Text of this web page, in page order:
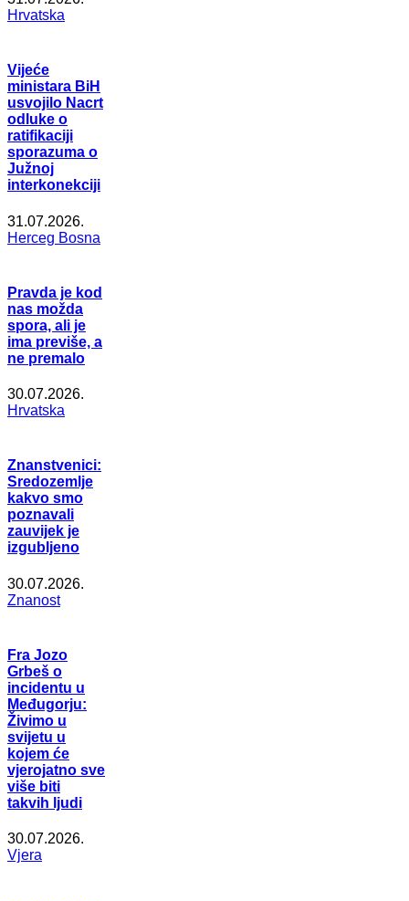
Hrvatska
Vijeće
ministara BiH
usvojilo Nacrt
odluke o
ratifikaciji
sporazuma o
Južnoj
interkonekciji
31.07.2026.
Herceg Bosna
Pravda je kod
nas možda
spora, ali je
ima previše, a
ne premalo
30.07.2026.
Hrvatska
Znanstvenici:
Sredozemlje
kakvo smo
poznavali
zauvijek je
izgubljeno
30.07.2026.
Znanost
Fra Jozo
Grbeš o
incidentu u
Međugorju:
Živimo u
svijetu u
kojem će
vjerojatno sve
više biti
takvih ljudi
30.07.2026.
Vjera